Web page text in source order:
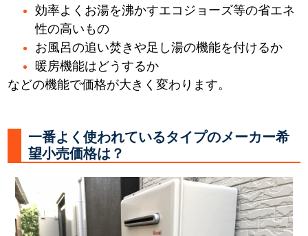
効率よくお湯を沸かすエコジョーズ等の省エネ
性の高いもの
お風呂の追い焚きや足し湯の機能を付けるか
暖房機能はどうするか
などの機能で価格が大きく変わります。
一番よく使われているタイプのメーカー希
望小売価格は？